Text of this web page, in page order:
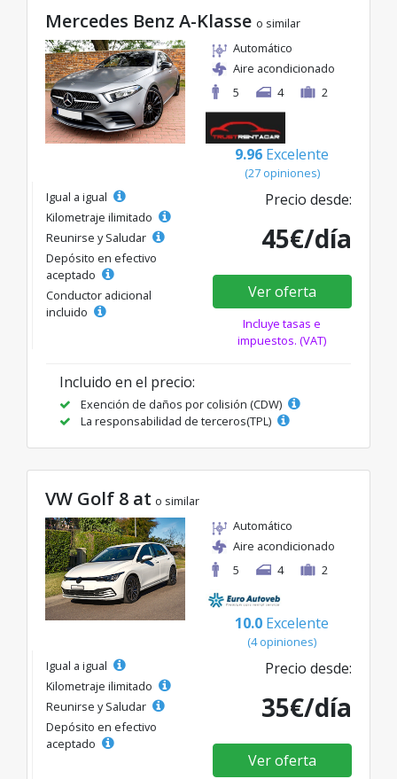
Mercedes Benz A-Klasse o similar
Automático
Aire acondicionado
5
4 2
9.96 Excelente
(27 opiniones)
Igual a igual
Kilometraje ilimitado
Reunirse y Saludar
Depósito en efectivo
aceptado
Conductor adicional
incluido
Precio desde:
45€/día
Ver oferta
Incluye tasas e
impuestos. (VAT)
Incluido en el precio:
Exención de daños por colisión (CDW)
La responsabilidad de terceros(TPL)
VW Golf 8 at o similar
Automático
Aire acondicionado
5
4 2
10.0 Excelente
(4 opiniones)
Igual a igual
Kilometraje ilimitado
Reunirse y Saludar
Depósito en efectivo
aceptado
Precio desde:
35€/día
Ver oferta